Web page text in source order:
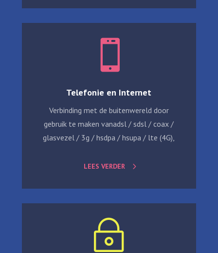

Telefonie en Internet
Verbinding met de buitenwereld door
gebruik te maken vanadsl / sdsl / coax /
glasvezel / 3g / hsdpa / hsupa / lte (4G),
LEES VERDER
~